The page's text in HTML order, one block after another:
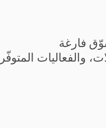
فارغة
والفعاليات